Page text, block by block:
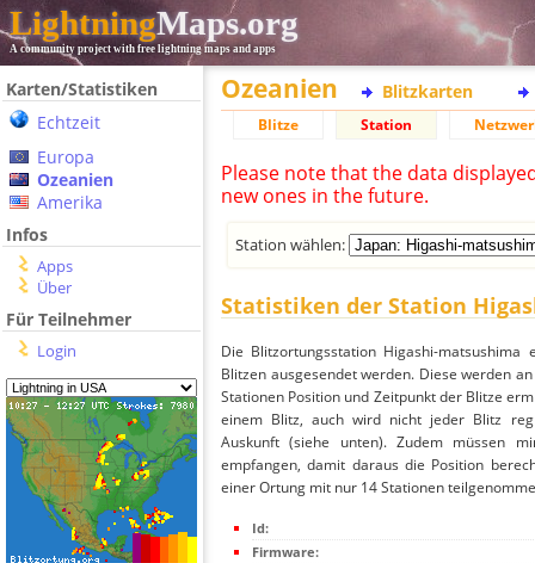
LightningMaps.org
A community project with free lightning maps and apps
Karten/Statistiken
Echtzeit
Europa
Ozeanien
Amerika
Infos
Apps
Über
Für Teilnehmer
Login
Ozeanien Blitzkarten
Blitze Station
Please note that the data
new ones in the future.
Station wählen:
Statistiken der Station
Die Blitzortungsstation Higashi-
Blitzen ausgesendet werden. Diese werden
Stationen Position und Zeitpunkt der Blitze
einem Blitz, auch wird nicht jeder Blitz
Auskunft (siehe unten). Zudem müssen
empfangen, damit daraus die Position
einer Ortung mit nur 14 Stationen
Id:
Firmware: